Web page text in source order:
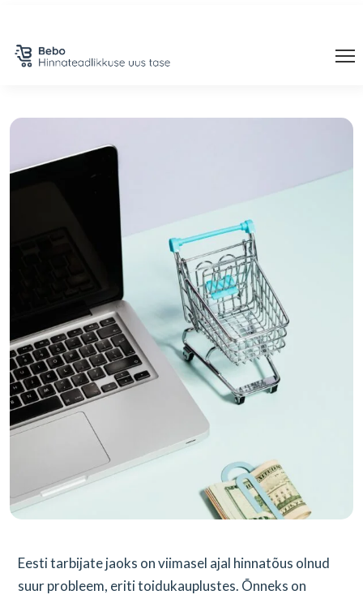
Eesti tarbijate jaoks on viimasel ajal hinnatõus olnud
suur probleem, eriti toidukauplustes. Õnneks on